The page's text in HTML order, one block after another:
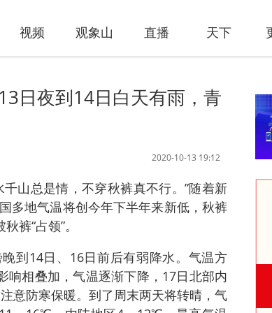
视频 观象山 直播 天下
日夜到14日白天有雨，青
2020-10-13 19:12
山总是情，不穿秋裤真不行。”随着新
多地气温将创今年下半年来新低，秋裤
裤“占领”。
到14日、16日前后有弱降水。气温方
响相叠加，气温逐渐下降，17日北部内
意防寒保暖。到了周末两天将转晴，气